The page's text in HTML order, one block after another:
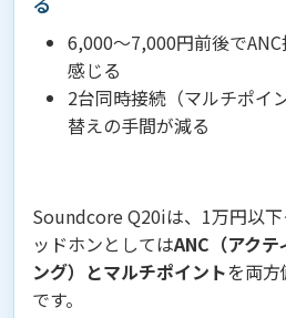
6,000〜7,000円前後で
感じる
2台同時接続（マルチポイ
替えの手間が減る
Soundcore Q20iは、1万円以
ッドホンとしてはANC（アク
ング）とマルチポイントを両
です。